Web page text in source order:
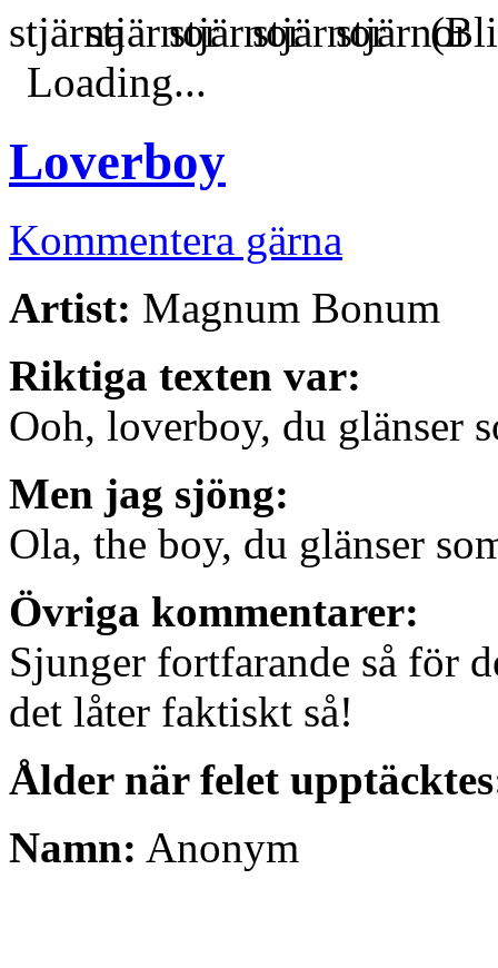
(Bli
Loading...
Loverboy
Kommentera gärna
Artist: Magnum Bonum
Riktiga texten var:
Ooh, loverboy, du glänser
Men jag sjöng:
Ola, the boy, du glänser
Övriga kommentarer:
Sjunger fortfarande så för
det låter faktiskt så!
Ålder när felet
Namn: Anonym